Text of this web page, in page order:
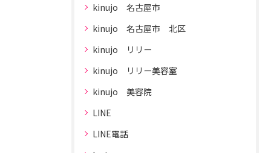
kinujo 名古屋市
kinujo 名古屋市 北区
kinujo リリー
kinujo リリー美容室
kinujo 美容院
LINE
LINE電話